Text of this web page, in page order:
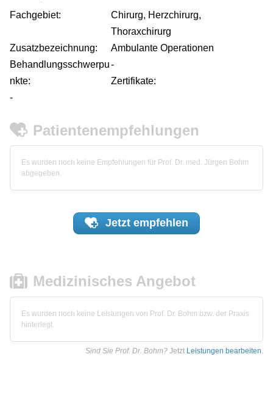
Fachgebiet:
Chirurg, Herzchirurg,
Thoraxchirurg
Zusatzbezeichnung:
Ambulante Operationen
Behandlungsschwerpu
nkte:
-
Zertifikate:
-
Patientenempfehlungen
Es wurden noch keine Empfehlungen für Prof. Dr. med. Jürgen Bohm
abgegeben.
Jetzt empfehlen
Medizinisches Angebot
Es wurden noch keine Leistungen von Prof. Dr. Bohm bzw. der Praxis
hinterlegt.
Sind Sie Prof. Dr. Bohm? Jetzt Leistungen bearbeiten.